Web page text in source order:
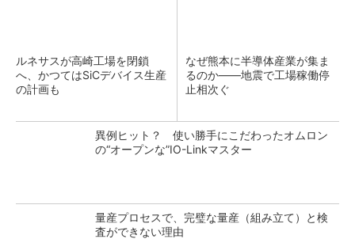
ルネサスが高崎工場を閉鎖
へ、かつてはSiCデバイス生産
の計画も
なぜ熊本に半導体産業が集ま
るのか――地震で工場稼働停
止相次ぐ
異例ヒット？ 使い勝手にこだわったオムロン
の“オープンな”IO-Linkマスター
量産プロセスで、完璧な量産（組み立て）と検
査ができない理由